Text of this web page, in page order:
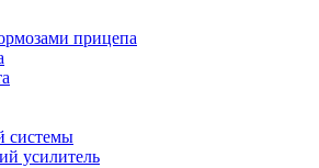
прицепа
системы
усилитель